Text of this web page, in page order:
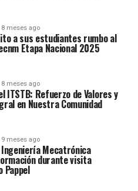
8 meses ago
a sus estudiantes rumbo al
Etapa Nacional 2025
8 meses ago
ITSTB: Refuerzo de Valores y
en Nuestra Comunidad
9 meses ago
Mecatrónica
durante visita
Pappel